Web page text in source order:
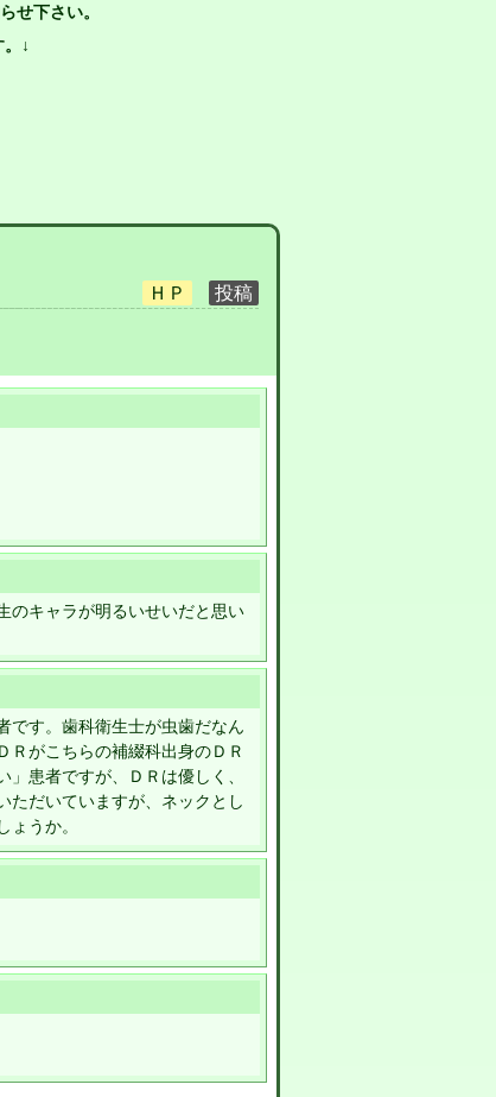
せ下さい。
↓
のキャラが明るいせいだと思い
です。歯科衛生士が虫歯だなん
Ｒがこちらの補綴科出身のＤＲ
患者ですが、ＤＲは優しく、
ただいていますが、ネックとし
うか。